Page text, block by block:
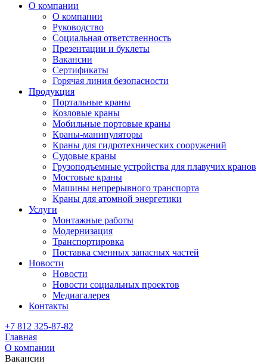
О компании
О компании
Руководство
Социальная ответственность
Презентации и буклеты
Вакансии
Сертификаты
Горячая линия безопасности
Продукция
Портальные краны
Козловые краны
Мобильные портовые краны
Краны-манипуляторы
Краны для гидротехнических сооружений
Судовые краны
Грузоподъемные устройства для плавучих кранов
Мостовые краны
Машины непрерывного транспорта
Краны для атомной энергетики
Услуги
Монтажные работы
Модернизация
Транспортировка
Поставка сменных запасных частей
Новости
Новости
Новости социальных проектов
Медиагалерея
Контакты
+7 812 325-87-82
Главная
О компании
Вакансии